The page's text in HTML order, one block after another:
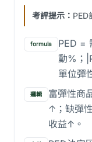
考評提示： PED
formula
PED =
動%；
單位彈
邏輯
富彈性商
↑；缺彈
收益↑。